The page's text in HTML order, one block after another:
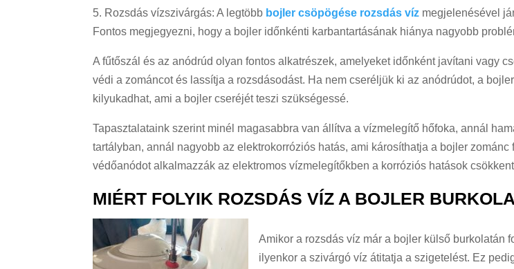
5. Rozsdás vízszivárgás: A legtöbb bojler csöpögése rozsdás víz megjelenésével
Fontos megjegyezni, hogy a bojler időnkénti karbantartásának hiánya nagyobb
A fűtőszál és az anódrúd olyan fontos alkatrészek, amelyeket időnként javítani vagy
védi a zománcot és lassítja a rozsdásodást. Ha nem cseréljük ki az anódrúdot, a
kilyukadhat, ami a bojler cseréjét teszi szükségessé.
Tapasztalataink szerint minél magasabbra van állítva a vízmelegítő hőfoka, annál
tartályban, annál nagyobb az elektrokorróziós hatás, ami károsíthatja a bojler
védőanódot alkalmazzák az elektromos vízmelegítőkben a korróziós hatások
MIÉRT FOLYIK ROZSDÁS VÍZ A BOJLER
Amikor a rozsdás víz már a bojler külső burkolatán
ilyenkor a szivárgó víz átitatja a szigetelést. Ez